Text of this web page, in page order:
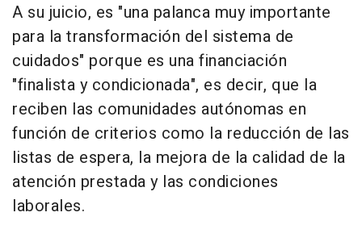
A su juicio, es "una palanca muy importante
para la transformación del sistema de
cuidados" porque es una financiación
"finalista y condicionada", es decir, que la
reciben las comunidades autónomas en
función de criterios como la reducción de las
listas de espera, la mejora de la calidad de la
atención prestada y las condiciones
laborales.